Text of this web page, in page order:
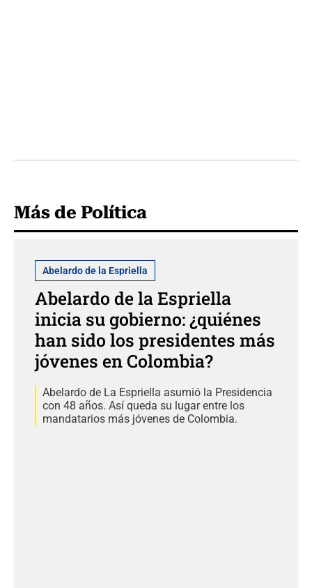
Más de Política
Abelardo de la Espriella
Abelardo de la Espriella
inicia su gobierno: ¿quiénes
han sido los presidentes más
jóvenes en Colombia?
Abelardo de La Espriella asumió la Presidencia
con 48 años. Así queda su lugar entre los
mandatarios más jóvenes de Colombia.